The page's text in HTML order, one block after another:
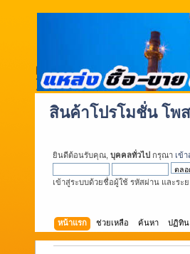
สินค้าโปรโมชั่น โพ
ยินดีต้อนรับคุณ, บุคคลทั่วไป กรุณา เข้
เข้าสู่ระบบด้วยชื่อผู้ใช้ รหัสผ่าน และระ
หน้าแรก ช่วยเหลือ ค้นหา ปฏิทิน